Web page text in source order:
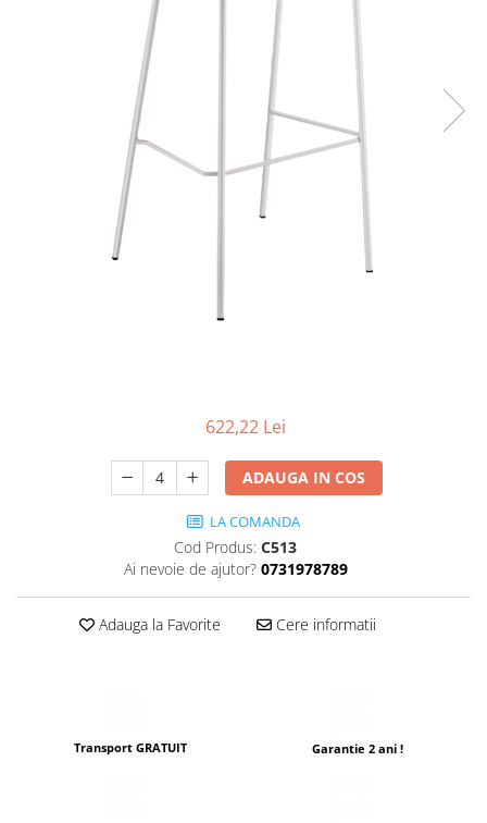
Sezlonguri si Baldachine
Scaune Inalte De Bar
622,22 Lei
ADAUGA IN COS
LA COMANDA
Cod Produs: C513
Ai nevoie de ajutor? 0731978789
Adauga la Favorite Cere informatii
Transport GRATUIT Garantie 2 ani !